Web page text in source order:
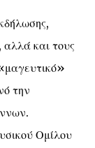
αλλά και τους
την
Ομίλου